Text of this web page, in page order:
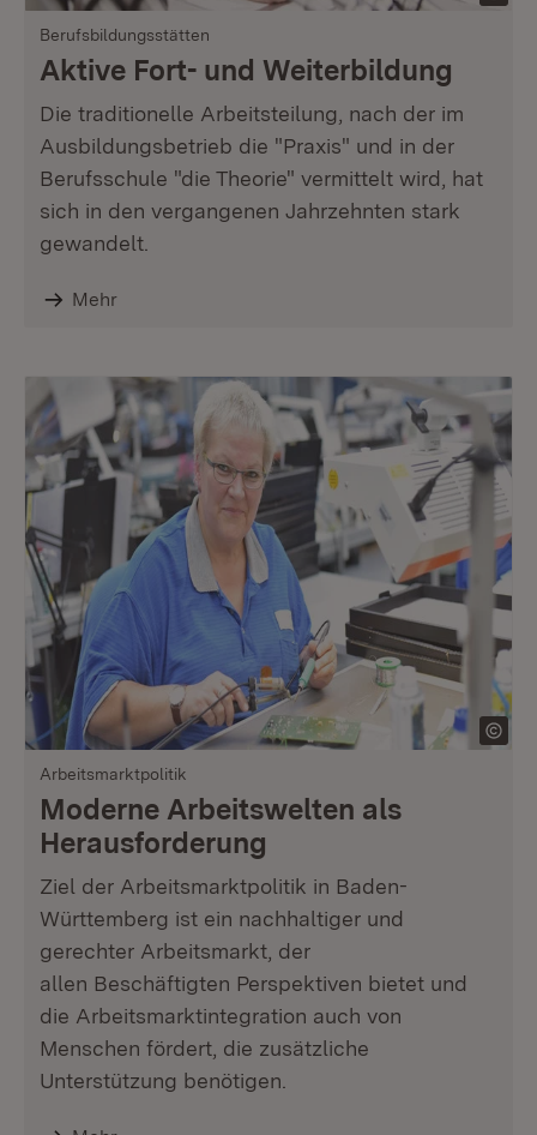
Berufsbildungsstätten
Aktive Fort- und Weiterbildung
Die traditionelle Arbeitsteilung, nach der im
Ausbildungsbetrieb die "Praxis" und in der
Berufsschule "die Theorie" vermittelt wird, hat
sich in den vergangenen Jahrzehnten stark
gewandelt.
Mehr
Arbeitsmarktpolitik
Moderne Arbeitswelten als
Herausforderung
Ziel der Arbeitsmarktpolitik in Baden-
Württemberg ist ein nachhaltiger und
gerechter Arbeitsmarkt, der
allen Beschäftigten Perspektiven bietet und
die Arbeitsmarktintegration auch von
Menschen fördert, die zusätzliche
Unterstützung benötigen.